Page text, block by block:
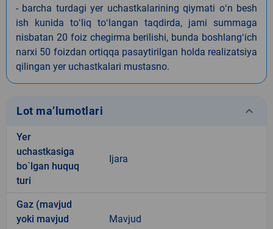
- barcha turdagi yer uchastkalarining qiymati oʻn besh
ish kunida toʻliq toʻlangan taqdirda, jami summaga
nisbatan 20 foiz chegirma berilishi, bunda boshlangʻich
narxi 50 foizdan ortiqqa pasaytirilgan holda realizatsiya
qilingan yer uchastkalari mustasno.
Lot ma’lumotlari keyboard_arrow_down
Yer
uchastkasiga
bo`lgan huquq
turi
Ijara
Gaz (mavjud
yoki mavjud
Mavjud